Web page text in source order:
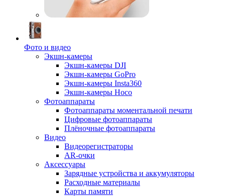
Фото и видео
Экшн-камеры
Экшн-камеры DJI
Экшн-камеры GoPro
Экшн-камеры Insta360
Экшн-камеры Hoco
Фотоаппараты
Фотоаппараты моментальной печати
Цифровые фотоаппараты
Плёночные фотоаппараты
Видео
Видеорегистраторы
AR-очки
Аксессуары
Зарядные устройства и аккумуляторы
Расходные материалы
Карты памяти